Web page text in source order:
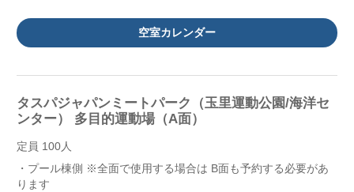
空室カレンダー
タスパジャパンミートパーク（玉里運動公園/海洋セ
ンター） 多目的運動場（A面）
定員 100人
・プール棟側 ※全面で使用する場合は B面も予約する必要があ
ります